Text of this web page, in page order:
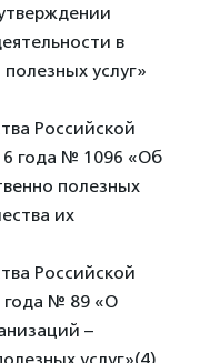
в
услуг»
Российской
года № 1096 «Об
полезных
их
Российской
года № 89 «О
–